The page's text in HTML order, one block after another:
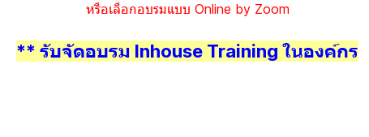
หรือเลือกอบรมแบบ Online by Zoom
** รับจัดอบรม Inhouse Training ในองค์กร